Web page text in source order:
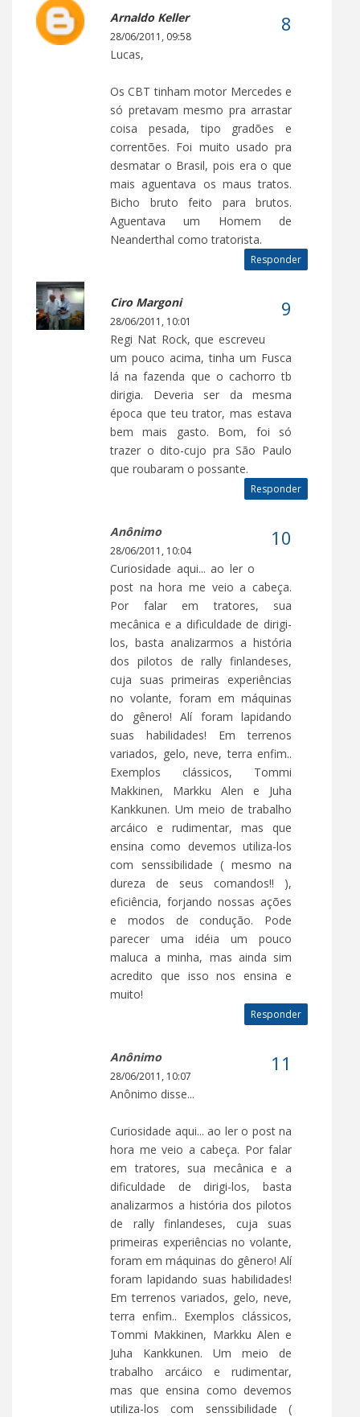
Arnaldo Keller
28/06/2011, 09:58
Lucas,
Os CBT tinham motor Mercedes e
só pretavam mesmo pra arrastar
coisa pesada, tipo gradões e
correntões. Foi muito usado pra
desmatar o Brasil, pois era o que
mais aguentava os maus tratos.
Bicho bruto feito para brutos.
Aguentava um Homem de
Neanderthal como tratorista.
Responder
Ciro Margoni
28/06/2011, 10:01
Regi Nat Rock, que escreveu
um pouco acima, tinha um Fusca
lá na fazenda que o cachorro tb
dirigia. Deveria ser da mesma
época que teu trator, mas estava
bem mais gasto. Bom, foi só
trazer o dito-cujo pra São Paulo
que roubaram o possante.
Responder
Anônimo
28/06/2011, 10:04
Curiosidade aqui... ao ler o
post na hora me veio a cabeça.
Por falar em tratores, sua
mecânica e a dificuldade de dirigi-
los, basta analizarmos a história
dos pilotos de rally finlandeses,
cuja suas primeiras experiências
no volante, foram em máquinas
do gênero! Alí foram lapidando
suas habilidades! Em terrenos
variados, gelo, neve, terra enfim..
Exemplos clássicos, Tommi
Makkinen, Markku Alen e Juha
Kankkunen. Um meio de trabalho
arcáico e rudimentar, mas que
ensina como devemos utiliza-los
com senssibilidade ( mesmo na
dureza de seus comandos!! ),
eficiência, forjando nossas ações
e modos de condução. Pode
parecer uma idéia um pouco
maluca a minha, mas ainda sim
acredito que isso nos ensina e
muito!
Responder
Anônimo
28/06/2011, 10:07
Anônimo disse...
Curiosidade aqui... ao ler o post na
hora me veio a cabeça. Por falar
em tratores, sua mecânica e a
dificuldade de dirigi-los, basta
analizarmos a história dos pilotos
de rally finlandeses, cuja suas
primeiras experiências no volante,
foram em máquinas do gênero! Alí
foram lapidando suas habilidades!
Em terrenos variados, gelo, neve,
terra enfim.. Exemplos clássicos,
Tommi Makkinen, Markku Alen e
Juha Kankkunen. Um meio de
trabalho arcáico e rudimentar,
mas que ensina como devemos
utiliza-los com senssibilidade (